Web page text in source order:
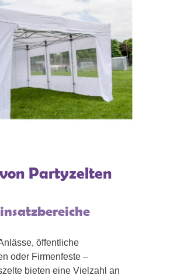
Partyzelten
öffentliche
oder Firmenfeste –
bieten eine Vielzahl an